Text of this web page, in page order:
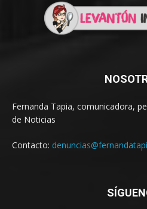
Fernanda Tapia, comunicadora,
de Noticias
Contacto: